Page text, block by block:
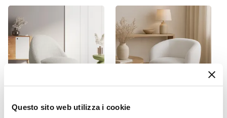
Questo sito web utilizza i cookie
Schienale regolabile in 6 posizioni
Cuscini
sfoderabili
Portata (Kg)
350 kg
Incluso